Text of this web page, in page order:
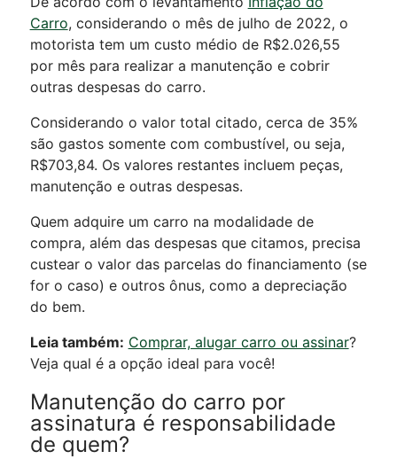
Carro, considerando o mês de julho de 2022, o
motorista tem um custo médio de R$2.026,55
por mês para realizar a manutenção e cobrir
outras despesas do carro.
Considerando o valor total citado, cerca de 35%
são gastos somente com combustível, ou seja,
R$703,84. Os valores restantes incluem peças,
manutenção e outras despesas.
Quem adquire um carro na modalidade de
compra, além das despesas que citamos, precisa
custear o valor das parcelas do financiamento (se
for o caso) e outros ônus, como a depreciação
do bem.
Leia também: Comprar, alugar carro ou assinar?
Veja qual é a opção ideal para você!
Manutenção do carro por
assinatura é responsabilidade
de quem?